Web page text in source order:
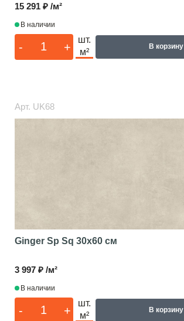
15 291 ₽ /м²
В наличии
- +
шт.
м²
В корзину
Арт. UK68
Ginger Sp Sq 30x60 см
3 997 ₽ /м²
В наличии
- +
шт.
м²
В корзину